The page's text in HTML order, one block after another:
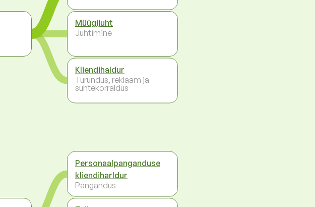
Müügijuht
Juhtimine
Kliendihaldur
Turundus, reklaam ja
suhtekorraldus
Personaalpanganduse
kliendiharldur
Pangandus